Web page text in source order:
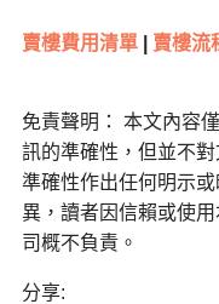
賣樓費用清單| 賣樓流
免責聲明： 本文內容
訊的準確性，但並不
準確性作出任何明示
異，讀者因信賴或使
司概不負責。
分享: